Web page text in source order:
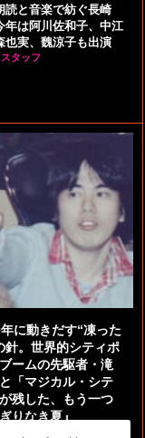
読と音楽で紡ぐ長崎
年は阿川佐和子、中江
也実、魏涼子も出演
タッフ
に動きだす“凍った
針。世界的シティポ
ームの先駆者・滝
「マジカル・シテ
残した、もう一つ
りなき夏』